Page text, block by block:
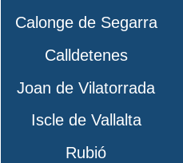
Calonge de Segarra
Calldetenes
Joan de Vilatorrada
Iscle de Vallalta
Rubió